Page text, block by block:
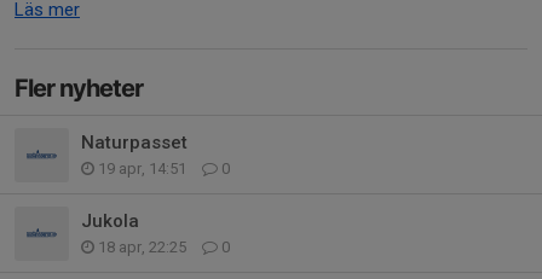
Läs mer
Fler nyheter
Naturpasset
19 apr, 14:51 0
Jukola
18 apr, 22:25 0